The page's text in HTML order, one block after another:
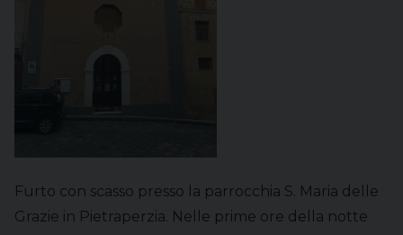
Furto con scasso presso la parrocchia S. Maria delle
Grazie in Pietraperzia. Nelle prime ore della notte